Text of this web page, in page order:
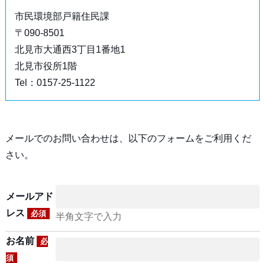
市民環境部戸籍住民課
〒090-8501
北見市大通西3丁目1番地1
北見市役所1階
Tel：0157-25-1122
メールでのお問い合わせは、以下のフォームをご利用くだ
さい。
メールアド
レス
必須 半角文字で入力
お名前
必
須